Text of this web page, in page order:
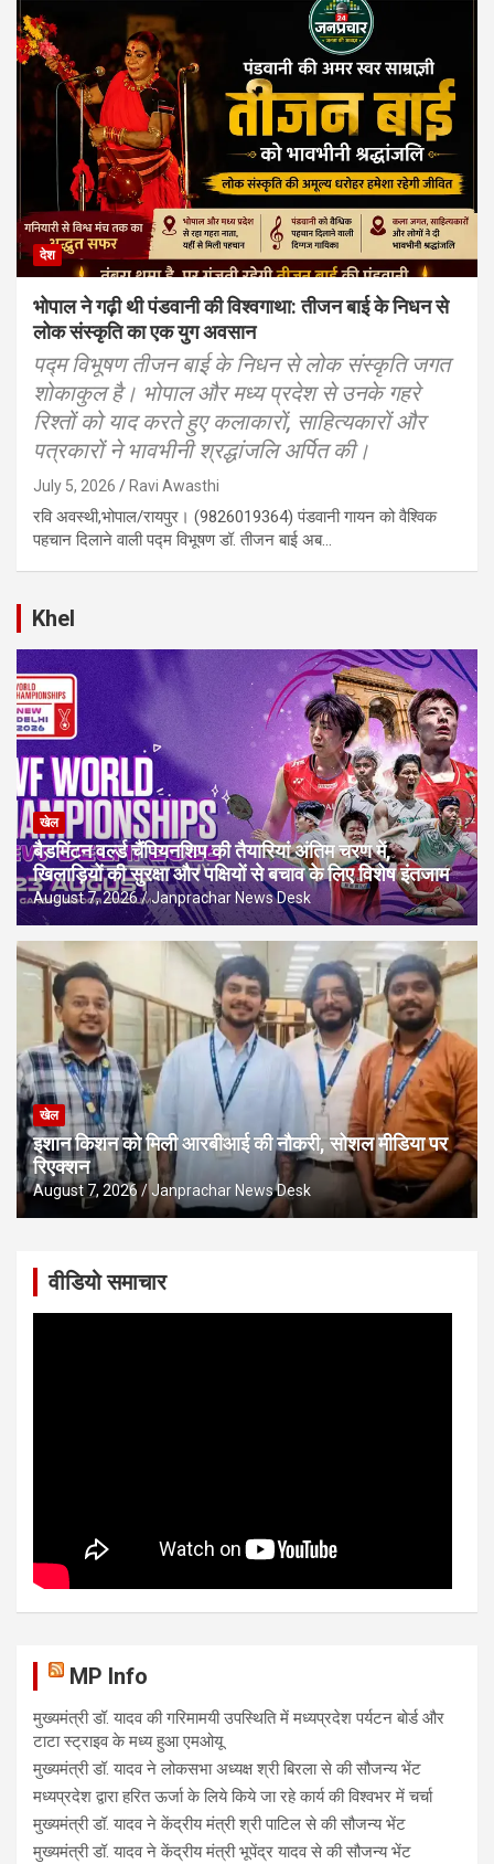
देश
भोपाल ने गढ़ी थी पंडवानी की विश्वगाथा: तीजन बाई के निधन से
लोक संस्कृति का एक युग अवसान
पद्म विभूषण तीजन बाई के निधन से लोक संस्कृति जगत
शोकाकुल है। भोपाल और मध्य प्रदेश से उनके गहरे
रिश्तों को याद करते हुए कलाकारों, साहित्यकारों और
पत्रकारों ने भावभीनी श्रद्धांजलि अर्पित की।
July 5, 2026 Ravi Awasthi
रवि अवस्थी,भोपाल/रायपुर। (9826019364) पंडवानी गायन को वैश्विक
पहचान दिलाने वाली पद्म विभूषण डॉ. तीजन बाई अब…
Khel
खेल
बैडमिंटन वर्ल्ड चैंपियनशिप की तैयारियां अंतिम चरण में,
खिलाड़ियों की सुरक्षा और पक्षियों से बचाव के लिए विशेष इंतजाम
August 7, 2026 Janprachar News Desk
खेल
इशान किशन को मिली आरबीआई की नौकरी, सोशल मीडिया पर
रिएक्शन
August 7, 2026 Janprachar News Desk
वीडियो समाचार
MP Info
मुख्यमंत्री डॉ. यादव की गरिमामयी उपस्थिति में मध्यप्रदेश पर्यटन बोर्ड और
टाटा स्ट्राइव के मध्य हुआ एमओयू
मुख्यमंत्री डॉ. यादव ने लोकसभा अध्यक्ष श्री बिरला से की सौजन्य भेंट
मध्यप्रदेश द्वारा हरित ऊर्जा के लिये किये जा रहे कार्य की विश्वभर में चर्चा
मुख्यमंत्री डॉ. यादव ने केंद्रीय मंत्री श्री पाटिल से की सौजन्य भेंट
मुख्यमंत्री डॉ. यादव ने केंद्रीय मंत्री भूपेंद्र यादव से की सौजन्य भेंट